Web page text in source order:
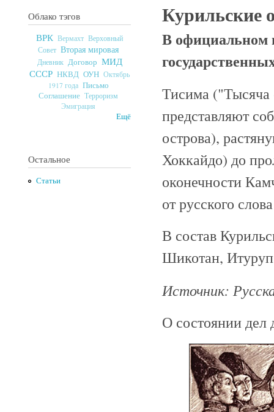
Облако тэгов
ВРК Вермахт Верховный
Совет Вторая мировая
Дневник Договор МИД
СССР НКВД ОУН Октябрь
1917 года Письмо
Соглашение Терроризм
Эмиграция
Ещё
Остальное
Статьи
Курильские
В официальном
Тисима ("Тысяча
представляют
острова),
Хоккайдо) до
оконечности
от русского
В состав
Шикотан,
Источник:
О состоянии дел